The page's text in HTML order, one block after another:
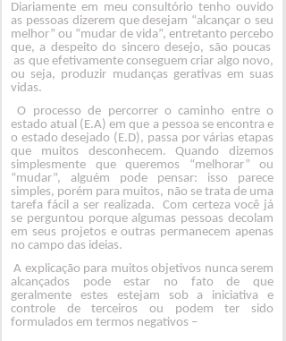
Diariamente em meu consultório tenho ouvido
as pessoas dizerem que desejam “alcançar o seu
melhor” ou “mudar de vida”, entretanto percebo
que, a despeito do sincero desejo, são poucas
as que efetivamente conseguem criar algo novo,
ou seja, produzir mudanças gerativas em suas
vidas.
O processo de percorrer o caminho entre o
estado atual (E.A) em que a pessoa se encontra e
o estado desejado (E.D), passa por várias etapas
que muitos desconhecem. Quando dizemos
simplesmente que queremos “melhorar” ou
“mudar”, alguém pode pensar: isso parece
simples, porém para muitos, não se trata de uma
tarefa fácil a ser realizada. Com certeza você já
se perguntou porque algumas pessoas decolam
em seus projetos e outras permanecem apenas
no campo das ideias.
A explicação para muitos objetivos nunca serem
alcançados pode estar no fato de que
geralmente estes estejam sob a iniciativa e
controle de terceiros ou podem ter sido
formulados em termos negativos –